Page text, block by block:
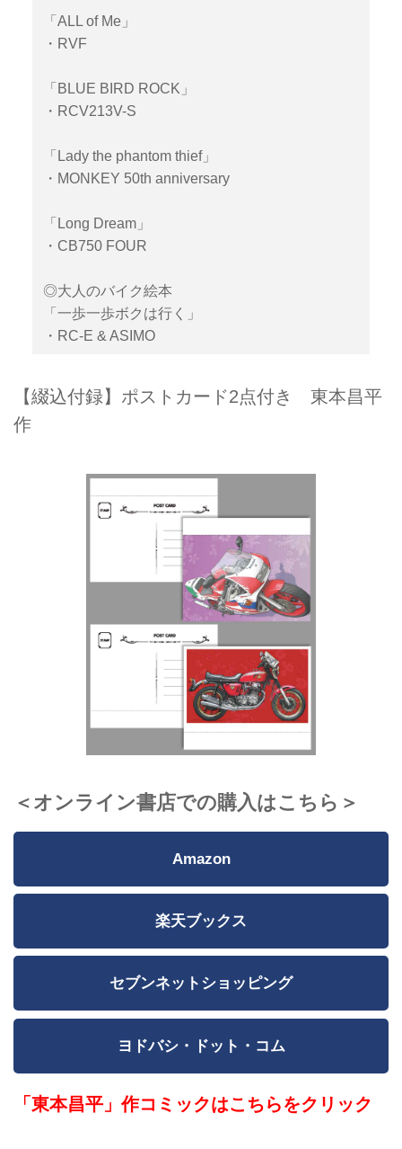
「ALL of Me」
・RVF
「BLUE BIRD ROCK」
・RCV213V-S
「Lady the phantom thief」
・MONKEY 50th anniversary
「Long Dream」
・CB750 FOUR
◎大人のバイク絵本
「一歩一歩ボクは行く」
・RC-E & ASIMO
【綴込付録】ポストカード2点付き 東本昌平
作
＜オンライン書店での購入はこちら＞
Amazon
楽天ブックス
セブンネットショッピング
ヨドバシ・ドット・コム
「東本昌平」作コミックはこちらをクリック